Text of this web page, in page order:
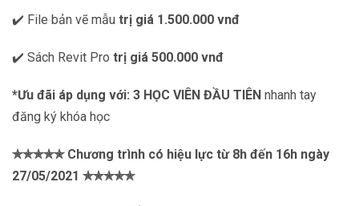
✔️ File bản vẽ mẫu trị giá 1.500.000 vnđ
✔️ Sách Revit Pro trị giá 500.000 vnđ
*Ưu đãi áp dụng với: 3 HỌC VIÊN ĐẦU TIÊN nhanh tay
đăng ký khóa học
✯✯✯✯✯ Chương trình có hiệu lực từ 8h đến 16h ngày
27/05/2021 ✯✯✯✯✯